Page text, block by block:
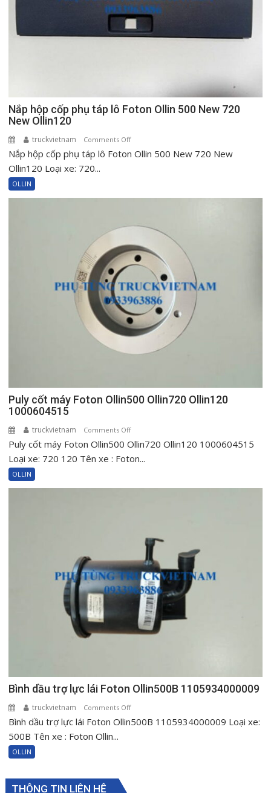
Nắp hộp cốp phụ táp lô Foton Ollin 500 New 720
New Ollin120
truckvietnam Comments Offon
Nắp
Ollin
500
720
New
Ollin120
Nắp hộp cốp phụ táp lô Foton Ollin 500 New 720 New
Ollin120 Loại xe: 720...
OLLIN
Puly cốt máy Foton Ollin500 Ollin720 Ollin120
1000604515
truckvietnam Comments Offon
Puly
cốt
Puly cốt máy Foton Ollin500 Ollin720 Ollin120 1000604515
Loại xe: 720 120 Tên xe : Foton...
OLLIN
Bình dầu trợ lực lái Foton Ollin500B 1105934000009
truckvietnam Comments Offon
Bình
Bình dầu trợ lực lái Foton Ollin500B 1105934000009 Loại xe:
500B Tên xe : Foton Ollin...
OLLIN
THÔNG TIN LIÊN HỆ